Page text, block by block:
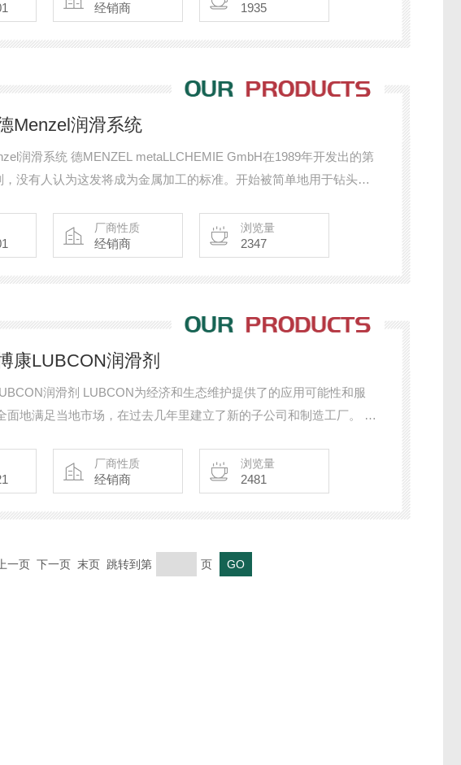
经销商 1935
Menzel润滑系统
润滑系统 德MENZEL metaLLCHEMIE GmbH在1989年开发出的第
没有人认为这发将成为金属加工的标准。开始被简单地用于钻头或
降解的高性能油的低数量润滑技术，门泽尔已经成为市场者。
厂商性质
经销商
浏览量
2347
康LUBCON润滑剂
润滑剂 LUBCON为经济和生态维护提供了的应用可能性和服
面地满足当地市场，在过去几年里建立了新的子公司和制造工厂。 为
活。
厂商性质
经销商
浏览量
2481
一页 下一页 末页 跳转到第 页